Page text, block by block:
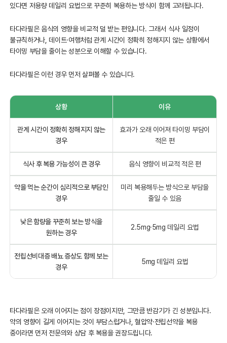
있다면 저용량 데일리 요법으로 꾸준히 복용하는 방식이 함께 고려됩니다.
타다라필은 음식의 영향을 비교적 덜 받는 편입니다. 그래서 식사 일정이
불규칙하거나, 데이트·여행처럼 관계 시간이 정확히 정해지지 않는 상황에서
타이밍 부담을 줄이는 성분으로 이해할 수 있습니다.
타다라필은 이런 경우 먼저 살펴볼 수 있습니다.
상황 이유
관계 시간이 정확히 정해지지 않는
경우
효과가 오래 이어져 타이밍 부담이
적은 편
식사 후 복용 가능성이 큰 경우 음식 영향이 비교적 적은 편
약을 먹는 순간이 심리적으로 부담인
경우
미리 복용해두는 방식으로 부담을
줄일 수 있음
낮은 함량을 꾸준히 보는 방식을
원하는 경우
2.5mg·5mg 데일리 요법
전립선비대증 배뇨 증상도 함께 보는
경우
5mg 데일리 요법
타다라필은 오래 이어지는 점이 장점이지만, 그만큼 반감기가 긴 성분입니다.
약의 영향이 길게 이어지는 것이 부담스럽거나, 혈압약·전립선약을 복용
중이라면 먼저 전문의와 상담 후 복용을 권장드립니다.